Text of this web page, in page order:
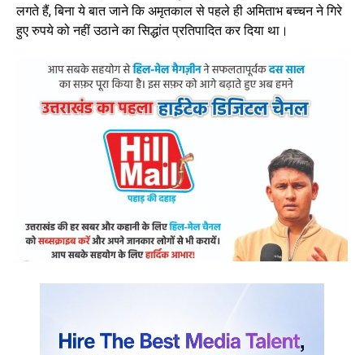
लगते हैं, बिना ये बात जाने कि अमृतकाल से पहले ही अमिताभ बच्चन ने गिरे
हुए रुपये को नहीं उठाने का सिद्धांत प्रतिपादित कर दिया था।